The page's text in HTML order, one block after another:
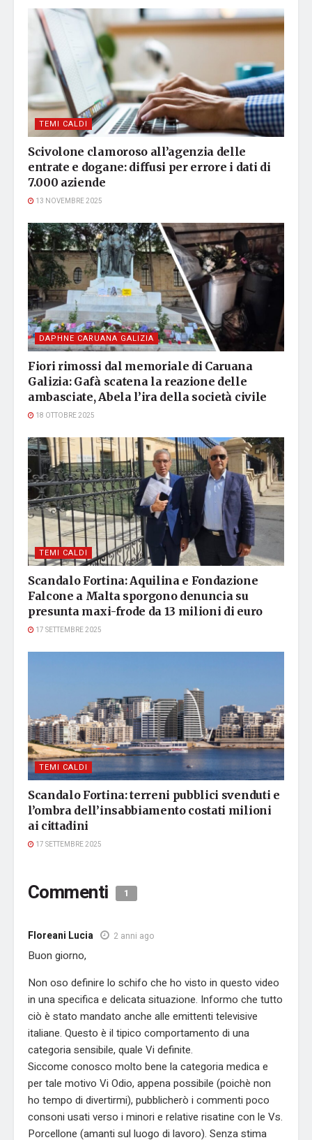
TEMI CALDI
Scivolone clamoroso all’agenzia delle
entrate e dogane: diffusi per errore i dati di
7.000 aziende
13 NOVEMBRE 2025
DAPHNE CARUANA GALIZIA
Fiori rimossi dal memoriale di Caruana
Galizia: Gafà scatena la reazione delle
ambasciate, Abela l’ira della società civile
18 OTTOBRE 2025
TEMI CALDI
Scandalo Fortina: Aquilina e Fondazione
Falcone a Malta sporgono denuncia su
presunta maxi-frode da 13 milioni di euro
17 SETTEMBRE 2025
TEMI CALDI
Scandalo Fortina: terreni pubblici svenduti e
l’ombra dell’insabbiamento costati milioni
ai cittadini
17 SETTEMBRE 2025
Commenti 1
Floreani Lucia 2 anni ago
Buon giorno,
Non oso definire lo schifo che ho visto in questo video
in una specifica e delicata situazione. Informo che tutto
ciò è stato mandato anche alle emittenti televisive
italiane. Questo è il tipico comportamento di una
categoria sensibile, quale Vi definite.
Siccome conosco molto bene la categoria medica e
per tale motivo Vi Odio, appena possibile (poichè non
ho tempo di divertirmi), pubblicherò i commenti poco
consoni usati verso i minori e relative risatine con le Vs.
Porcellone (amanti sul luogo di lavoro). Senza stima